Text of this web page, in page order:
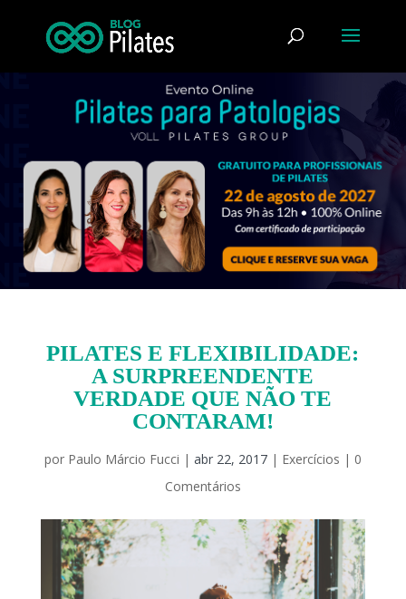
PILATES E FLEXIBILIDADE:
A SURPREENDENTE
VERDADE QUE NÃO TE
CONTARAM!
por Paulo Márcio Fucci | abr 22, 2017| Exercícios | 0
Comentários